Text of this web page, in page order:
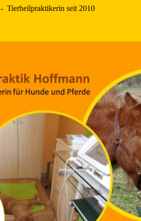
- Tierheilpraktikerin seit 2010